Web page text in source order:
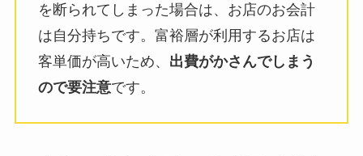
を断られてしまった場合は、お店のお会計
は自分持ちです。富裕層が利用するお店は
客単価が高いため、 出費がかさんでしまう
ので要注意です。